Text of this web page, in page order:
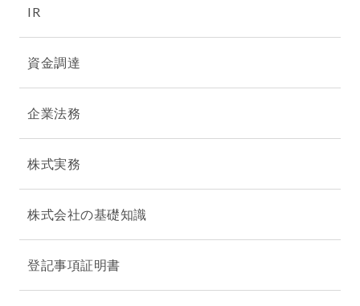
IR
資金調達
企業法務
株式実務
株式会社の基礎知識
登記事項証明書